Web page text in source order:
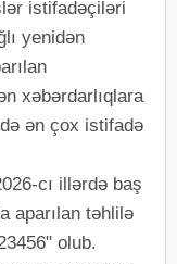
istifadəçiləri
yenidən
xəbərdarlıqlara
ən çox istifadə
cı illərdə baş
aparılan təhlilə
olub.